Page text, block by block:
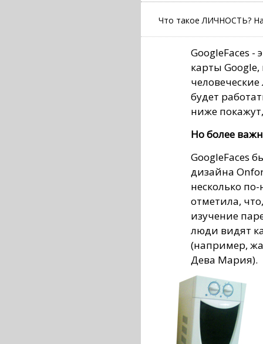
Что такое ЛИЧНОСТЬ?
GoogleFaces -
карты
будет
ниже
Но более
GoogleFaces
дизайна
несколько
отметила,
изучение
люди видят
(например,
Дева Мария).